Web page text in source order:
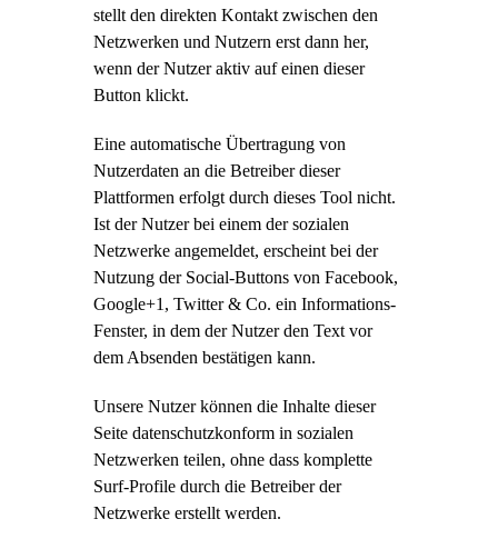
stellt den direkten Kontakt zwischen den
Netzwerken und Nutzern erst dann her,
wenn der Nutzer aktiv auf einen dieser
Button klickt.
Eine automatische Übertragung von
Nutzerdaten an die Betreiber dieser
Plattformen erfolgt durch dieses Tool nicht.
Ist der Nutzer bei einem der sozialen
Netzwerke angemeldet, erscheint bei der
Nutzung der Social-Buttons von Facebook,
Google+1, Twitter & Co. ein Informations-
Fenster, in dem der Nutzer den Text vor
dem Absenden bestätigen kann.
Unsere Nutzer können die Inhalte dieser
Seite datenschutzkonform in sozialen
Netzwerken teilen, ohne dass komplette
Surf-Profile durch die Betreiber der
Netzwerke erstellt werden.